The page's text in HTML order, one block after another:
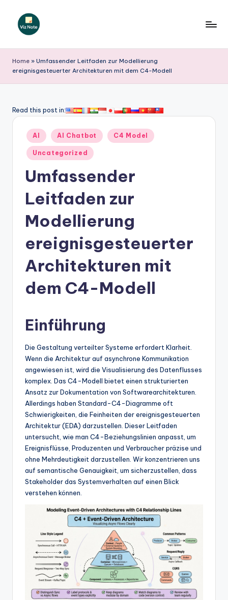
iz
N
t
m
In
&
S
o
ft
w
Home » Umfassender Leitfaden zur Modellierung
ereignisgesteuerter Architekturen mit dem C4-Modell
Read this post in:
Posted
in
AI AI Chatbot C4 Model
Uncategorized
Umfassender
Leitfaden zur
Modellierung
ereignisgesteuerter
Architekturen mit
dem C4-Modell
Einführung
Die Gestaltung verteilter Systeme erfordert Klarheit.
Wenn die Architektur auf asynchrone Kommunikation
angewiesen ist, wird die Visualisierung des Datenflusses
komplex. Das C4-Modell bietet einen strukturierten
Ansatz zur Dokumentation von Softwarearchitekturen.
Allerdings haben Standard-C4-Diagramme oft
Schwierigkeiten, die Feinheiten der ereignisgesteuerten
Architektur (EDA) darzustellen. Dieser Leitfaden
untersucht, wie man C4-Beziehungslinien anpasst, um
Ereignisflüsse, Produzenten und Verbraucher präzise und
ohne Mehrdeutigkeit darzustellen. Wir konzentrieren uns
auf semantische Genauigkeit, um sicherzustellen, dass
Stakeholder das Systemverhalten auf einen Blick
verstehen können.